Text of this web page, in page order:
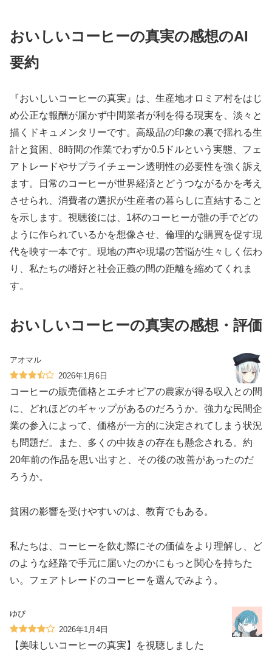
おいしいコーヒーの真実の感想のAI
要約
『おいしいコーヒーの真実』は、生産地オロミア村をはじ
め公正な報酬が届かず中間業者が利を得る現実を、淡々と
描くドキュメンタリーです。高級品の印象の裏で揺れる生
計と貧困、8時間の作業でわずか0.5ドルという実態、フェ
アトレードやサプライチェーン透明性の必要性を強く訴え
ます。日常のコーヒーが世界経済とどうつながるかを考え
させられ、消費者の選択が生産者の暮らしに直結すること
を示します。視聴後には、1杯のコーヒーが誰の手でどの
ように作られているかを想像させ、倫理的な購買を促す現
代を映す一本です。現地の声や現場の苦悩が生々しく伝わ
り、私たちの嗜好と社会正義の間の距離を縮めてくれま
す。
おいしいコーヒーの真実の感想・評価
アオマル
2026年1月6日
コーヒーの販売価格とエチオピアの農家が得る収入との間
に、どれほどのギャップがあるのだろうか。強力な民間企
業の参入によって、価格が一方的に決定されてしまう状況
も問題だ。また、多くの中抜きの存在も懸念される。約
20年前の作品を思い出すと、その後の改善があったのだ
ろうか。
貧困の影響を受けやすいのは、教育でもある。
私たちは、コーヒーを飲む際にその価値をより理解し、ど
のような経路で手元に届いたのかにもっと関心を持ちた
い。フェアトレードのコーヒーを選んでみよう。
ゆぴ
2026年1月4日
【美味しいコーヒーの真実】を視聴しました